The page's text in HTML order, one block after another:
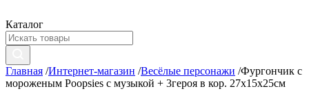
Каталог
Главная /Интернет-магазин /Весёлые персонажи /Фургончик с
мороженым Poopsies с музыкой + 3героя в кор. 27х15х25см